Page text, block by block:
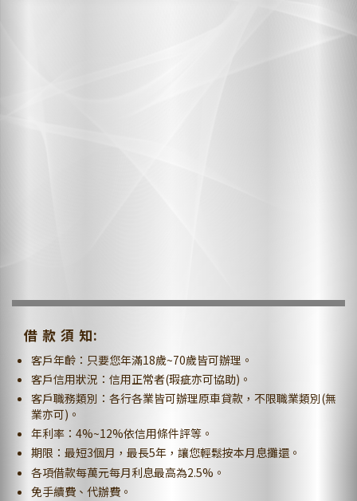
借 款 須 知:
客戶年齡：只要您年滿18歲~70歲皆可辦理。
客戶信用狀況：信用正常者(瑕疵亦可協助)。
客戶職務類別：各行各業皆可辦理原車貸款，不限職業類別(無
業亦可)。
年利率：4%~12%依信用條件評等。
期限：最短3個月，最長5年，讓您輕鬆按本月息攤還。
各項借款每萬元每月利息最高為2.5%。
免手續費、代辦費。